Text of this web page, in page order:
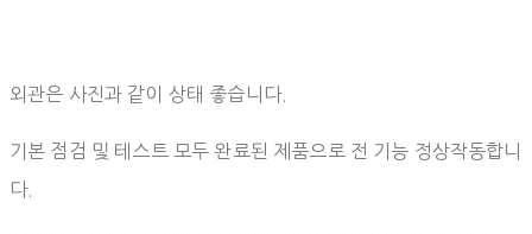
외관은 사진과 같이 상태 좋습니다.
기본 점검 및 테스트 모두 완료된 제품으로 전 기능 정상작동합니
다.